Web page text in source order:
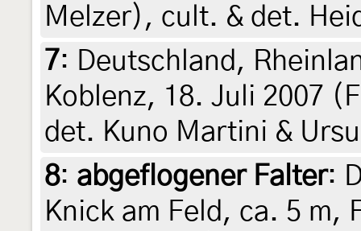
Melzer), cult. & det.
7: Deutschland,
Koblenz, 18. Juli 2007
det. Kuno Martini &
8: abgeflogener Falter:
Knick am Feld, ca. 5 m,